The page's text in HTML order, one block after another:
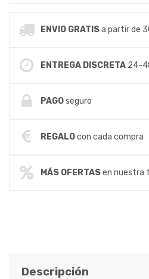
ENVIO GRATISa partir de
ENTREGA DISCRETA 24-
PAGOseguro
REGALOcon cada compra
MÁS OFERTASen nuestra
Descripción